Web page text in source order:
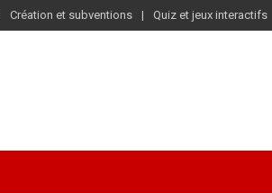
Création et subventions Quiz et jeux interactifs